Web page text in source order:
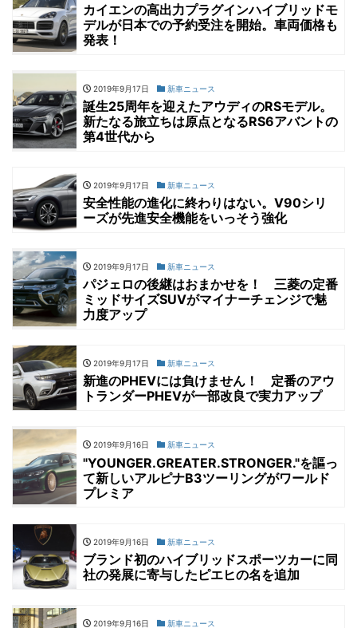
カイエンの高出力プラグインハイブリッドモ
デルが日本での予約受注を開始。車両価格も
発表！
2019年9月17日 新車ニュース
誕生25周年を迎えたアウディのRSモデル。
新たなる旅立ちは原点となるRS6アバントの
第4世代から
2019年9月17日 新車ニュース
安全性能の進化に終わりはない。V90シリ
ーズが先進安全機能をいっそう強化
2019年9月17日 新車ニュース
パジェロの後継はおまかせを！ 三菱の定番
ミッドサイズSUVがマイナーチェンジで魅
力度アップ
2019年9月17日 新車ニュース
新進のPHEVには負けません！ 定番のアウ
トランダーPHEVが一部改良で実力アップ
2019年9月16日 新車ニュース
"YOUNGER.GREATER.STRONGER."を謳っ
て新しいアルピナB3ツーリングがワールド
プレミア
2019年9月16日 新車ニュース
ブランド初のハイブリッドスポーツカーに同
社の発展に寄与したピエヒの名を追加
2019年9月16日 新車ニュース